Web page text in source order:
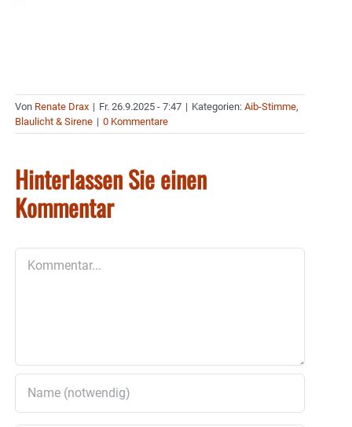
Von Renate Drax | Fr. 26.9.2025 - 7:47 | Kategorien: Aib-Stimme,
Blaulicht & Sirene | 0 Kommentare
Hinterlassen Sie einen
Kommentar